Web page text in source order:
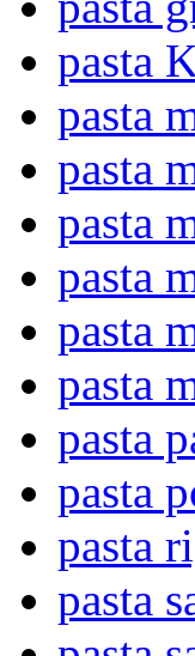
pasta
pasta
pasta
pasta
pasta
pasta
pasta
pasta
pasta
pasta
pasta